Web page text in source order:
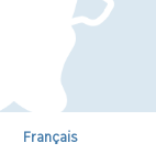
Français